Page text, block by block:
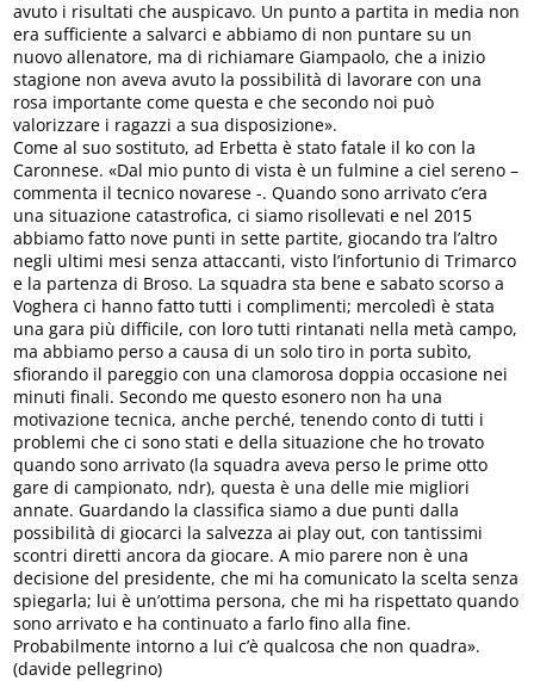
avuto i risultati che auspicavo. Un punto a partita in media non
era sufficiente a salvarci e abbiamo di non puntare su un
nuovo allenatore, ma di richiamare Giampaolo, che a inizio
stagione non aveva avuto la possibilità di lavorare con una
rosa importante come questa e che secondo noi può
valorizzare i ragazzi a sua disposizione».
Come al suo sostituto, ad Erbetta è stato fatale il ko con la
Caronnese. «Dal mio punto di vista è un fulmine a ciel sereno –
commenta il tecnico novarese -. Quando sono arrivato c’era
una situazione catastrofica, ci siamo risollevati e nel 2015
abbiamo fatto nove punti in sette partite, giocando tra l’altro
negli ultimi mesi senza attaccanti, visto l’infortunio di Trimarco
e la partenza di Broso. La squadra sta bene e sabato scorso a
Voghera ci hanno fatto tutti i complimenti; mercoledì è stata
una gara più difficile, con loro tutti rintanati nella metà campo,
ma abbiamo perso a causa di un solo tiro in porta subìto,
sfiorando il pareggio con una clamorosa doppia occasione nei
minuti finali. Secondo me questo esonero non ha una
motivazione tecnica, anche perché, tenendo conto di tutti i
problemi che ci sono stati e della situazione che ho trovato
quando sono arrivato (la squadra aveva perso le prime otto
gare di campionato, ndr), questa è una delle mie migliori
annate. Guardando la classifica siamo a due punti dalla
possibilità di giocarci la salvezza ai play out, con tantissimi
scontri diretti ancora da giocare. A mio parere non è una
decisione del presidente, che mi ha comunicato la scelta senza
spiegarla; lui è un’ottima persona, che mi ha rispettato quando
sono arrivato e ha continuato a farlo fino alla fine.
Probabilmente intorno a lui c’è qualcosa che non quadra».
(davide pellegrino)